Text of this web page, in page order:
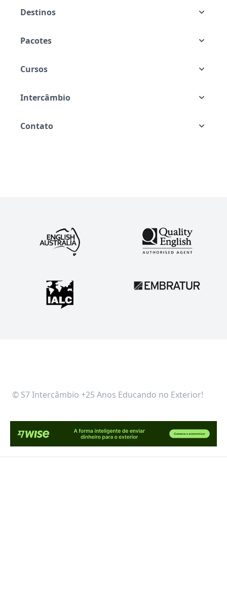
Destinos
Pacotes
Cursos
Intercâmbio
Contato
© S7 Intercâmbio +25 Anos Educando no Exterior!